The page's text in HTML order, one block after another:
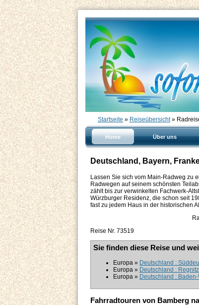
Startseite » Reiseübersicht»
Home Über uns
Deutschland, Bayern,
Lassen Sie sich vom Main-Radweg zu
Radwegen auf seinem schönsten
zählt bis zur verwinkelten Fachwerk-
Würzburger Residenz, die schon seit
fast zu jedem Haus in der historischen
Reise Nr. 73519
Sie finden diese Reise und
Europa » Deutschland :
Europa » Deutschland :
Europa » Deutschland :
Fahrradtouren von Bamberg